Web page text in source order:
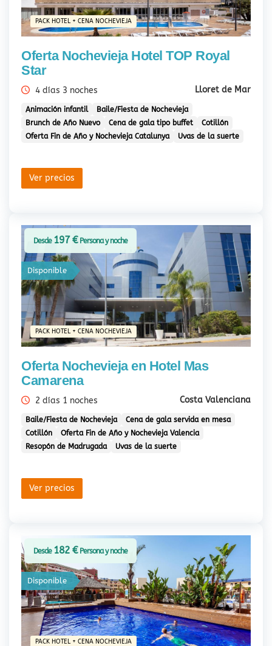
PACK HOTEL + CENA NOCHEVIEJA
Oferta Nochevieja Hotel TOP Royal
Star
4 días 3 noches Lloret de Mar
Animación infantil
Baile/Fiesta de Nochevieja
Brunch de Año Nuevo
Cena de gala tipo buffet
Cotillón
Oferta Fin de Año y Nochevieja Catalunya
Uvas de la suerte
Ver precios
PACK HOTEL + CENA NOCHEVIEJA
Disponible
Oferta Nochevieja en Hotel Mas
Camarena
2 días 1 noches Costa Valenciana
Baile/Fiesta de Nochevieja
Cena de gala servida en mesa
Cotillón
Oferta Fin de Año y Nochevieja Valencia
Resopón de Madrugada
Uvas de la suerte
Ver precios
Desde 197 €Persona y noche
PACK HOTEL + CENA NOCHEVIEJA
Disponible
Desde 182 €Persona y noche